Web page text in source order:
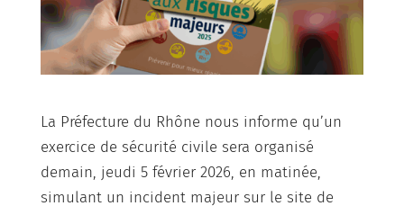
La Préfecture du Rhône nous informe qu’un
exercice de sécurité civile sera organisé
demain, jeudi 5 février 2026, en matinée,
simulant un incident majeur sur le site de